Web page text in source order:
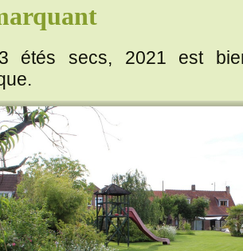
étés secs, 2021 est